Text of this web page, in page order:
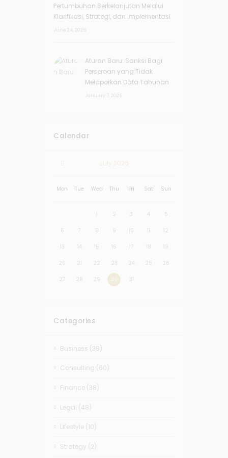
Pertumbuhan Berkelanjutan Melalui
Klarifikasi, Strategi, dan Implementasi
June 24, 2026
Aturan Baru: Sanksi Bagi
Perseroan yang Tidak
Melaporkan Data Tahunan
January 7, 2026
Calendar
July 2026
Mon Tue Wed Thu Fri Sat Sun
1 2 3 4 5
6 7 8 9 10 11 12
13 14 15 16 17 18 19
20 21 22 23 24 25 26
27 28 29 30 31
Categories
Business (38)
Consulting (60)
Finance (38)
Legal (48)
Lifestyle (10)
Strategy (2)